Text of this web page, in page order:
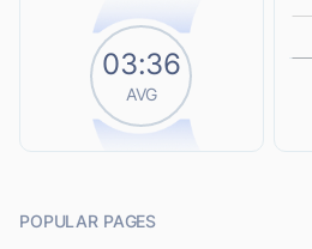
03:36
AVG
POPULAR PAGES